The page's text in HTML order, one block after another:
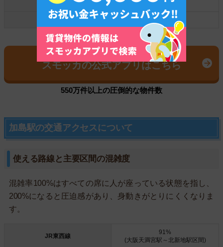
☆加島☆ 5.3万円
御幣島 5.1万円
好みの物件を簡単操作で探せる！
スモッカの公式アプリはこちら
550万件以上の圧倒的な物件数
加島駅の交通アクセスについて
使える路線と主要区間の混雑度
混雑率100%はすべての席に人が座っている状態を指し、
200%になると圧迫感があり、身動きがとりにくくなりま
す。
JR東西線
91%
(大阪天満宮駅～北新地駅区間)